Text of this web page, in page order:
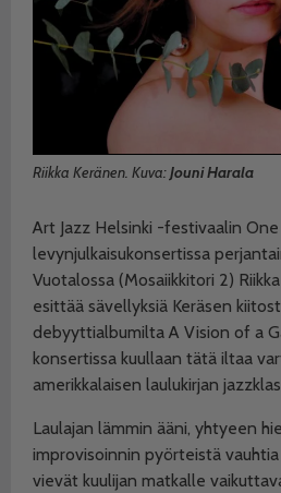
Riikka Keränen. Kuva:Jouni Harala
Art Jazz Helsinki -festivaalin
levynjulkaisukonsertissa
Vuotalossa (Mosaiikkitori 2)
esittää sävellyksiä Keräsen
debyyttialbumilta A Vision of a
konsertissa kuullaan tätä iltaa
amerikkalaisen laulukirjan
Laulajan lämmin ääni, yhtyeen
improvisoinnin pyörteistä
vievät kuulijan matkalle